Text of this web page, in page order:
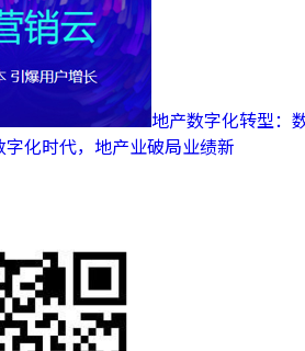
地产数字化转型：
化时代，地产业破局业绩新